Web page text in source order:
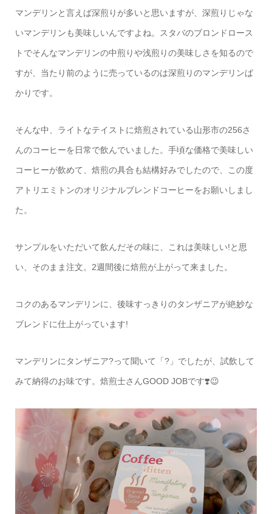
マンデリンと言えば深煎りが多いと思いますが、深煎りじゃな
いマンデリンも美味しいんですよね。スタバのブロンドロース
トでそんなマンデリンの中煎りや浅煎りの美味しさを知るので
すが、当たり前のように売っているのは深煎りのマンデリンば
かりです。
そんな中、ライトなテイストに焙煎されている山形市の256さ
んのコーヒーを日常で飲んでいました。手頃な価格で美味しい
コーヒーが飲めて、焙煎の具合も結構好みでしたので、この度
アトリエミトンのオリジナルブレンドコーヒーをお願いしまし
た。
サンプルをいただいて飲んだその味に、これは美味しい!と思
い、そのまま注文。2週間後に焙煎が上がって来ました。
コクのあるマンデリンに、後味すっきりのタンザニアが絶妙な
ブレンドに仕上がっています!
マンデリンにタンザニア?って聞いて「?」でしたが、試飲して
みて納得のお味です。焙煎士さんGOOD JOBです❣️😉